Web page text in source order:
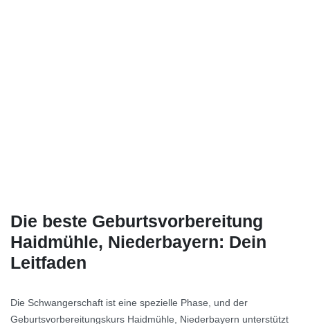
Die beste Geburtsvorbereitung
Haidmühle, Niederbayern: Dein
Leitfaden
Die Schwangerschaft ist eine spezielle Phase, und der
Geburtsvorbereitungskurs Haidmühle, Niederbayern unterstützt